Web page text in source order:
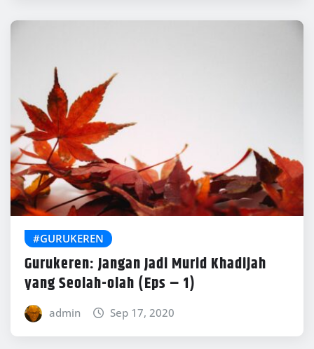
#GURUKEREN
Gurukeren: Jangan Jadi Murid Khadijah
yang Seolah-olah (Eps – 1)
admin Sep 17, 2020